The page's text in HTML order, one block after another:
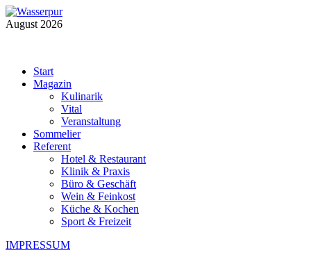
August 2026
Start
Magazin
Kulinarik
Vital
Veranstaltung
Sommelier
Referent
Hotel & Restaurant
Klinik & Praxis
Büro & Geschäft
Wein & Feinkost
Küche & Kochen
Sport & Freizeit
IMPRESSUM